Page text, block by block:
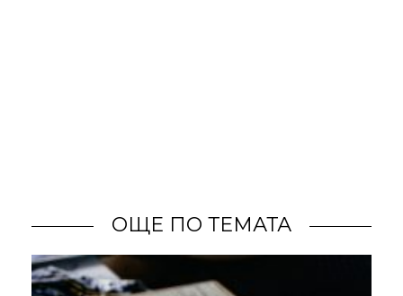
ОЩЕ ПО ТЕМАТА